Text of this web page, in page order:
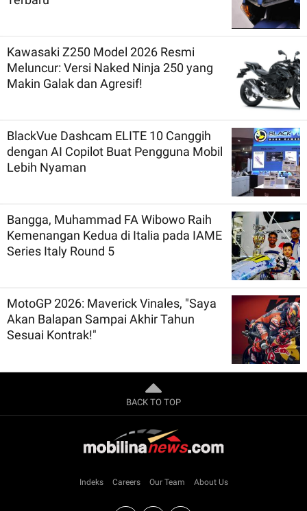
Kawasaki Z250 Model 2026 Resmi
Meluncur: Versi Naked Ninja 250 yang
Makin Galak dan Agresif!
BlackVue Dashcam ELITE 10 Canggih
dengan AI Copilot Buat Pengguna Mobil
Lebih Nyaman
Bangga, Muhammad FA Wibowo Raih
Kemenangan Kedua di Italia pada IAME
Series Italy Round 5
MotoGP 2026: Maverick Vinales, "Saya
Akan Balapan Sampai Akhir Tahun
Sesuai Kontrak!"
BACK TO TOP
Indeks Careers Our Team About Us